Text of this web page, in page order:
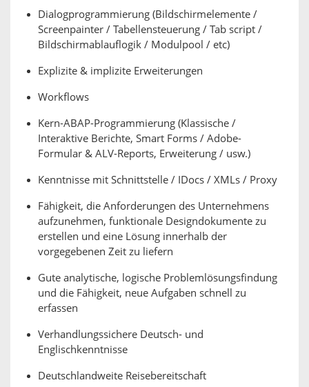
Dialogprogrammierung (Bildschirmelemente /
Screenpainter / Tabellensteuerung / Tab script /
Bildschirmablauflogik / Modulpool / etc)
Explizite & implizite Erweiterungen
Workflows
Kern-ABAP-Programmierung (Klassische /
Interaktive Berichte, Smart Forms / Adobe-
Formular & ALV-Reports, Erweiterung / usw.)
Kenntnisse mit Schnittstelle / IDocs / XMLs / Proxy
Fähigkeit, die Anforderungen des Unternehmens
aufzunehmen, funktionale Designdokumente zu
erstellen und eine Lösung innerhalb der
vorgegebenen Zeit zu liefern
Gute analytische, logische Problemlösungsfindung
und die Fähigkeit, neue Aufgaben schnell zu
erfassen
Verhandlungssichere Deutsch- und
Englischkenntnisse
Deutschlandweite Reisebereitschaft